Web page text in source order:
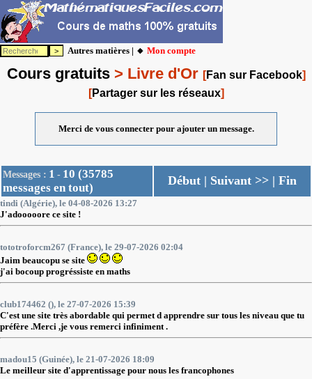
Autres matières | 🔸 Mon compte
Cours gratuits> Livre d'Or [Fan sur Facebook]
[Partager sur les réseaux]
Merci de vous connecterpour ajouter un message.
Messages : 1 - 10 (35785
messages en tout)
Début | Suivant >> | Fin
tindi (Algérie), le 04-08-2026 13:27
J'adooooore ce site !
tototroforcm267 (France), le 29-07-2026 02:04
Jaim beaucopu se site
j'ai bocoup progréssiste en maths
club174462 (), le 27-07-2026 15:39
C'est une site très abordable qui permet d apprendre sur tous les niveau que tu
préfère .Merci ,je vous remerci infiniment .
madou15 (Guinée), le 21-07-2026 18:09
Le meilleur site d'apprentissage pour nous les francophones